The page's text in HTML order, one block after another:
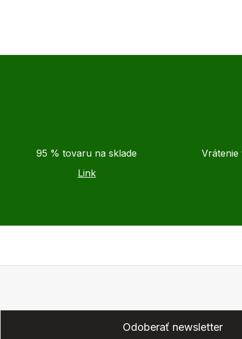
95 % tovaru na sklade
Link
Odoberať newsletter